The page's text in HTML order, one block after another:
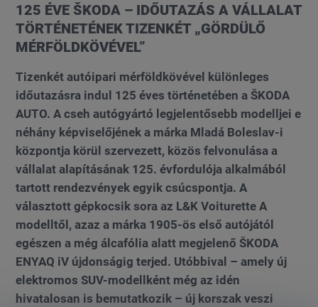
125 ÉVE ŠKODA – IDŐUTAZÁS A VÁLLALAT
TÖRTÉNETÉNEK TIZENKÉT „GÖRDÜLŐ
MÉRFÖLDKÖVÉVEL”
Tizenkét autóipari mérföldkövével különleges
időutazásra indul 125 éves történetében a ŠKODA
AUTO. A cseh autógyártó legjelentősebb modelljei e
néhány képviselőjének a márka Mladá Boleslav-i
központja körül szervezett, közös felvonulása a
vállalat alapításának 125. évfordulója alkalmából
tartott rendezvények egyik csúcspontja. A
választott gépkocsik sora az L&K Voiturette A
modelltől, azaz a márka 1905-ös első autójától
egészen a még álcafólia alatt megjelenő ŠKODA
ENYAQ iV újdonságig terjed. Utóbbival – amely új
elektromos SUV-modellként még az idén
hivatalosan is bemutatkozik – új korszak veszi